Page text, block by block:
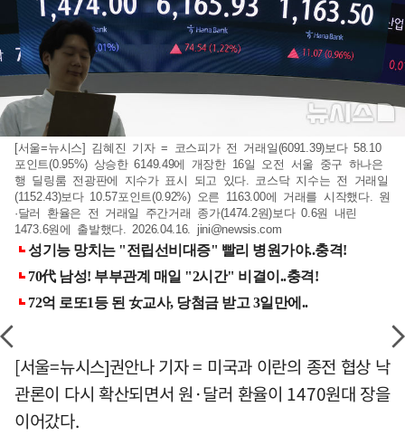
[서울=뉴시스] 김혜진 기자 = 코스피가 전 거래일(6091.39)보다 58.10
포인트(0.95%) 상승한 6149.49에 개장한 16일 오전 서울 중구 하나은
행 딜링룸 전광판에 지수가 표시 되고 있다. 코스닥 지수는 전 거래일
(1152.43)보다 10.57포인트(0.92%) 오른 1163.00에 거래를 시작했다. 원
·달러 환율은 전 거래일 주간거래 종가(1474.2원)보다 0.6원 내린
1473.6원에 출발했다. 2026.04.16. jini@newsis.com
[서울=뉴시스]권안나 기자 = 미국과 이란의 종전 협상 낙
관론이 다시 확산되면서 원·달러 환율이 1470원대 장을
이어갔다.